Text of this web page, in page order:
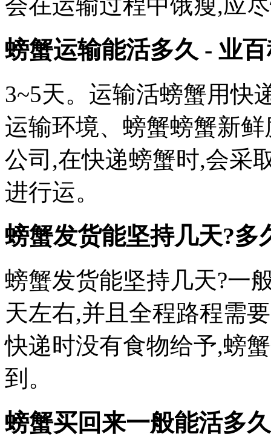
会在运输过程中饿瘦,应
螃蟹运输能活多久 - 业
3~5天。运输活螃蟹用快
运输环境、螃蟹螃蟹新
公司,在快递螃蟹时,会采
进行运。
螃蟹发货能坚持几天?多
螃蟹发货能坚持几天?一
天左右,并且全程路程需
快递时没有食物给予,螃
到。
螃蟹买回来一般能活多